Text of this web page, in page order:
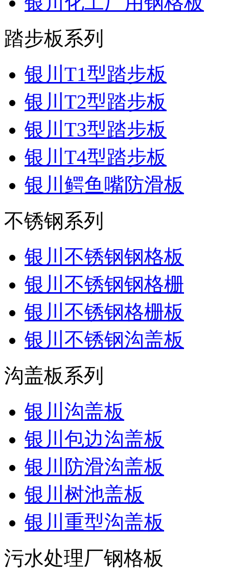
踏步板系列
银川T1型踏步板
银川T2型踏步板
银川T3型踏步板
银川T4型踏步板
银川鳄鱼嘴防滑板
不锈钢系列
银川不锈钢钢格板
银川不锈钢钢格栅
银川不锈钢格栅板
银川不锈钢沟盖板
沟盖板系列
银川沟盖板
银川包边沟盖板
银川防滑沟盖板
银川树池盖板
银川重型沟盖板
污水处理厂钢格板